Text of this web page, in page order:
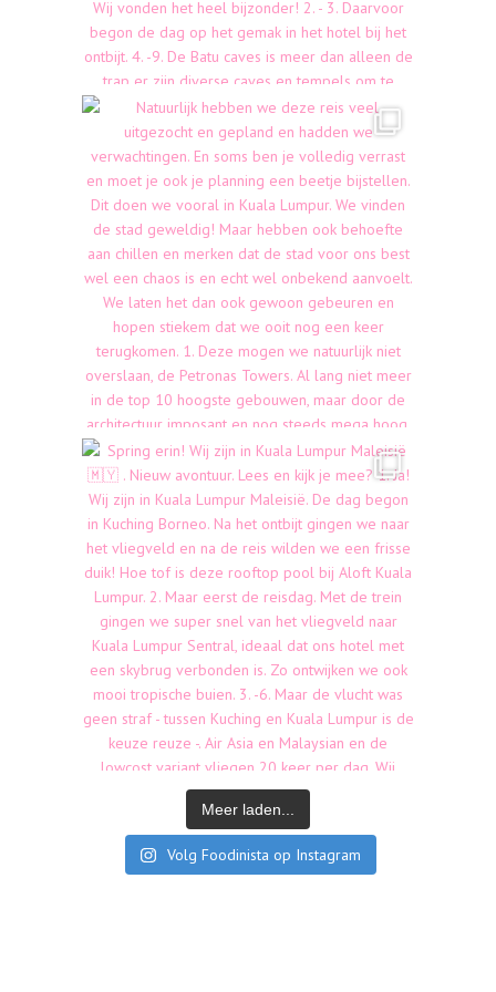
Meer laden...
Volg Foodinista op Instagram